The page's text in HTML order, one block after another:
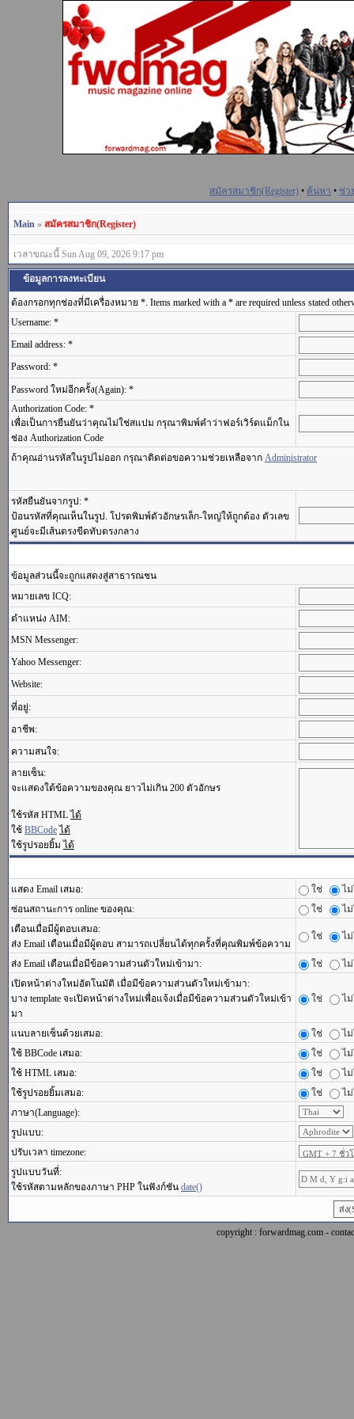
สมัครสมาชิก(Register) • ค้นหา • ช่ว
Main » สมัครสมาชิก(Register)
เวลาขณะนี้ Sun Aug 09, 2026 9:17 pm
ข้อมูลการลงทะเบียน
ต้องกรอกทุกช่องที่มีเครื่องหมาย *. Items marked with a * are required unless stated
Username: *
Email address: *
Password: *
Password ใหม่อีกครั้ง(Again): *
Authorization Code: *
เพื่อเป็นการยืนยันว่าคุณไม่ใช่สแปม กรุณาพิมพ์คำว่าฟอร์เวิร์ดแม็กใน
ช่อง Authorization Code
ถ้าคุณอ่านรหัสในรูปไม่ออก กรุณาติดต่อขอความช่วยเหลือจาก Administrator
รหัสยืนยันจากรูป: *
ป้อนรหัสที่คุณเห็นในรูป. โปรดพิมพ์ตัวอักษรเล็ก-ใหญ่ให้ถูกต้อง ตัวเลข
ศูนย์จะมีเส้นตรงขีดทับตรงกลาง
ข้อมูลส่วนนี้จะถูกแสดงสู่สาธารณชน
หมายเลข ICQ:
ตำแหน่ง AIM:
MSN Messenger:
Yahoo Messenger:
Website:
ที่อยู่:
อาชีพ:
ความสนใจ:
ลายเซ็น:
จะแสดงใต้ข้อความของคุณ ยาวไม่เกิน 200 ตัวอักษร
ใช้รหัส HTML ได้
ใช้ BBCode ได้
ใช้รูปรอยยิ้ม ได้
แสดง Email เสมอ: ใช่
ไ
ซ่อนสถานะการ online ของคุณ:
ใช่
ไ
เตือนเมื่อมีผู้ตอบเสมอ:
ส่ง Email เตือนเมื่อมีผู้ตอบ สามารถเปลี่ยนได้ทุกครั้งที่คุณพิมพ์ข้อความ
ใช่ ไ
ส่ง Email เตือนเมื่อมีข้อความส่วนตัวใหม่เข้ามา: ใช่
ไ
เปิดหน้าต่างใหม่อัตโนมัติ เมื่อมีข้อความส่วนตัวใหม่เข้ามา:
บาง template จะเปิดหน้าต่างใหม่เพื่อแจ้งเมื่อมีข้อความส่วนตัวใหม่เข้า
มา
ใช่ ไ
แนบลายเซ็นด้วยเสมอ: ใช่
ไ
ใช้ BBCode เสมอ:
ใช่
ไ
ใช้ HTML เสมอ:
ใช่
ไ
ใช้รูปรอยยิ้มเสมอ:
ใช่
ไ
ภาษา(Language):
รูปแบบ:
ปรับเวลา timezone:
รูปแบบวันที่:
ใช้รหัสตามหลักของภาษา PHP ในฟังก์ชัน date()
copyright : forwardmag.com -